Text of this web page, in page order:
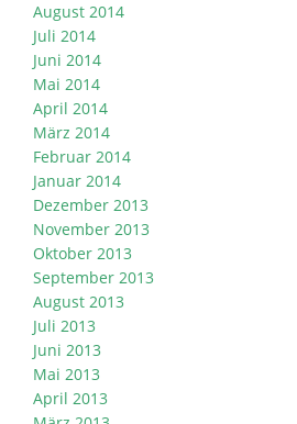
August 2014
Juli 2014
Juni 2014
Mai 2014
April 2014
März 2014
Februar 2014
Januar 2014
Dezember 2013
November 2013
Oktober 2013
September 2013
August 2013
Juli 2013
Juni 2013
Mai 2013
April 2013